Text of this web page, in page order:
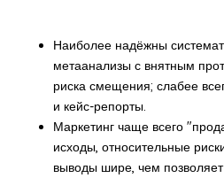
Наиболее надёжны
метаанализы с внятным
риска смещения; слабее
и кейс-репорты.
Маркетинг чаще всего
исходы, относительные
выводы шире, чем